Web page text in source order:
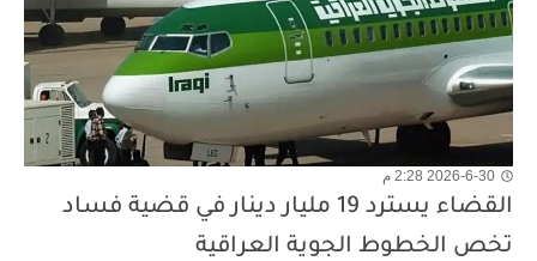
2026-6-30 2:28 م
القضاء يسترد 19 مليار دينار في قضية فساد
تخص الخطوط الجوية العراقية